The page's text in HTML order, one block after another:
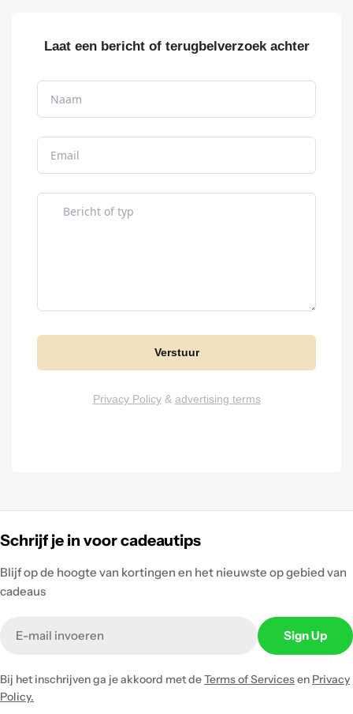
Laat een bericht of terugbelverzoek achter
Verstuur
Privacy Policy& advertising terms
Schrijf je in voor cadeautips
Blijf op de hoogte van kortingen en het nieuwste op gebied van
cadeaus
Sign Up
Bij het inschrijven ga je akkoord met deTerms of Servicesen Privacy
Policy.